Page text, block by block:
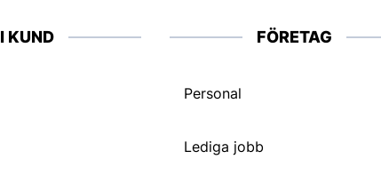
KUND FÖRETAG
Personal
Lediga jobb